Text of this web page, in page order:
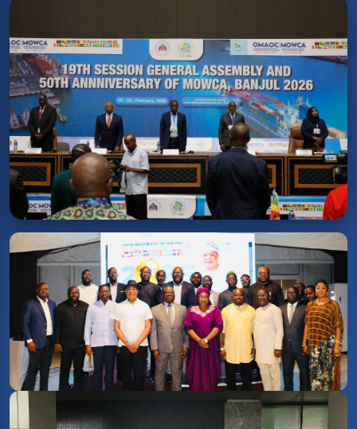
accueil.phototheque_featured
19ª Assembleia Geral e
comemorações do 50º aniversário
da OMAOC Banjul (16 a 20 de
fevereiro de 2026)
08/03/2026
Reunião do Comitê de Orçamento da MOWCA - 13 10
2026